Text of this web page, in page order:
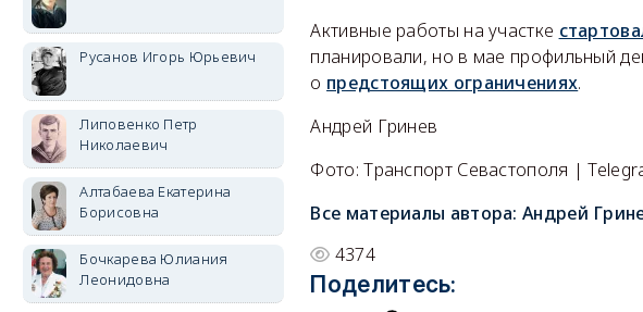
Активные работы на участке
планировали, но в мае профильный
о предстоящих ограничениях.
Андрей Гринев
Фото: Транспорт Севастополя |
Все материалы автора:Андрей
4374
Поделитесь:
Русанов Игорь Юрьевич
Липовенко Петр
Николаевич
Алтабаева Екатерина
Борисовна
Бочкарева Юлиания
Леонидовна